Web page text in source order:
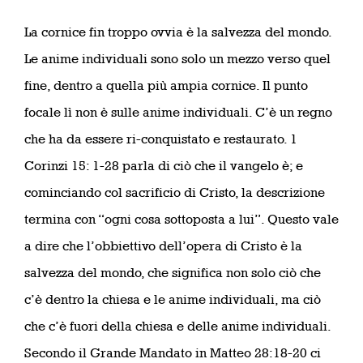
La cornice fin troppo ovvia è la salvezza del mondo.
Le anime individuali sono solo un mezzo verso quel
fine, dentro a quella più ampia cornice. Il punto
focale lì non è sulle anime individuali. C’è un regno
che ha da essere ri-conquistato e restaurato. 1
Corinzi 15: 1-28 parla di ciò che il vangelo è; e
cominciando col sacrificio di Cristo, la descrizione
termina con “ogni cosa sottoposta a lui”. Questo vale
a dire che l’obbiettivo dell’opera di Cristo è la
salvezza del mondo, che significa non solo ciò che
c’è dentro la chiesa e le anime individuali, ma ciò
che c’è fuori della chiesa e delle anime individuali.
Secondo il Grande Mandato in Matteo 28:18-20 ci